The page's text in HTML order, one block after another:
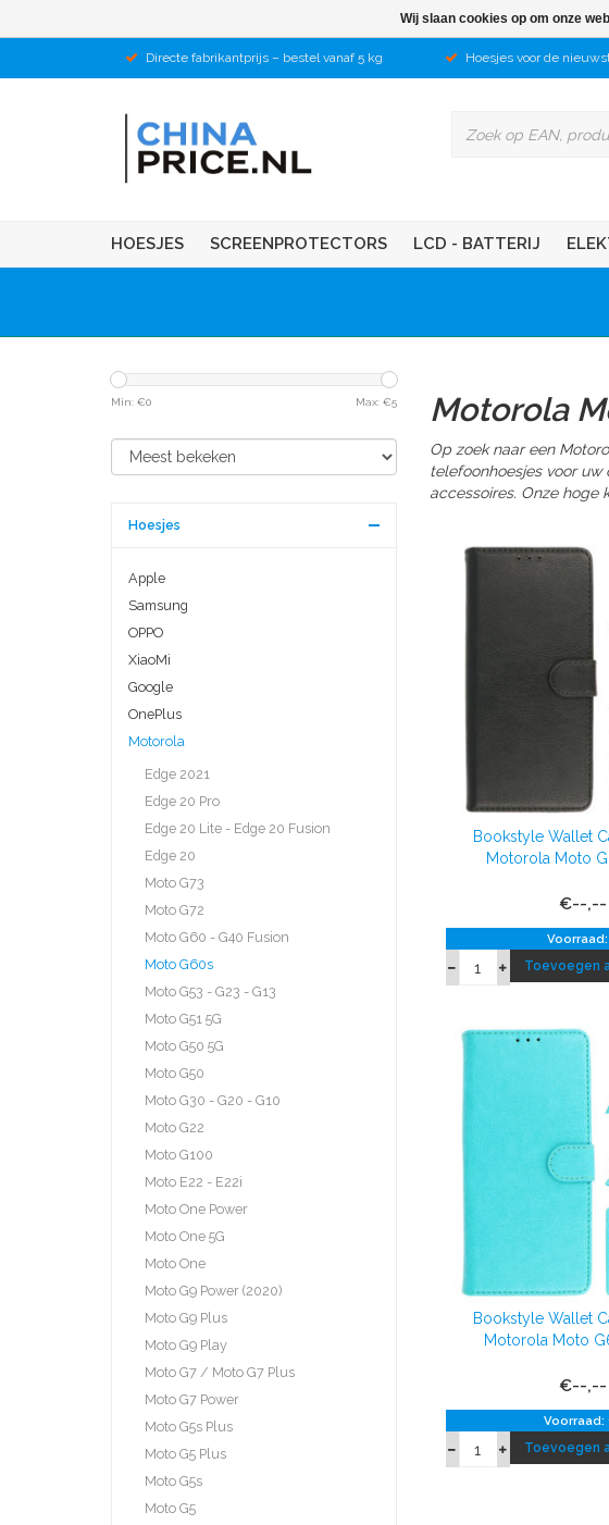
Directe fabrikantprijs – bestel vanaf 5 kg Hoesjes voor de
HOESJES SCREENPROTECTORS LCD - BATTERIJ
Min: €0 Max: €5
Hoesjes
Apple
Samsung
OPPO
XiaoMi
Google
OnePlus
Motorola
Edge 2021
Edge 20 Pro
Edge 20 Lite - Edge 20 Fusion
Edge 20
Moto G73
Moto G72
Moto G60 - G40 Fusion
Moto G60s
Moto G53 - G23 - G13
Moto G51 5G
Moto G50 5G
Moto G50
Moto G30 - G20 - G10
Moto G22
Moto G100
Moto E22 - E22i
Moto One Power
Moto One 5G
Moto One
Moto G9 Power (2020)
Moto G9 Plus
Moto G9 Play
Moto G7 / Moto G7 Plus
Moto G7 Power
Moto G5s Plus
Moto G5 Plus
Moto G5s
Moto G5
Motorola
Op zoek naar een
telefoonhoesjes voor uw
accessoires. Onze hoge
Bookstyle Wallet
Motorola Moto
€--,--
Voorraad:
Toevoegen
Bookstyle Wallet
Motorola Moto
€--,--
Voorraad:
Toevoegen
Wij slaan cookies op om onze